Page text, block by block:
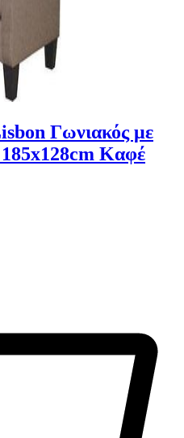
Γωνιακός με
Καφέ